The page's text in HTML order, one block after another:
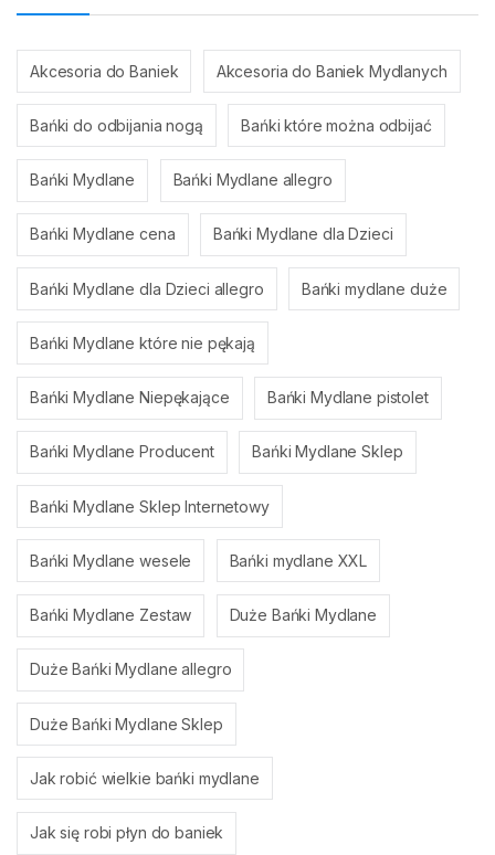
Akcesoria do Baniek Akcesoria do Baniek Mydlanych
Bańki do odbijania nogą Bańki które można odbijać
Bańki Mydlane Bańki Mydlane allegro
Bańki Mydlane cena Bańki Mydlane dla Dzieci
Bańki Mydlane dla Dzieci allegro Bańki mydlane duże
Bańki Mydlane które nie pękają
Bańki Mydlane Niepękające Bańki Mydlane pistolet
Bańki Mydlane Producent Bańki Mydlane Sklep
Bańki Mydlane Sklep Internetowy
Bańki Mydlane wesele Bańki mydlane XXL
Bańki Mydlane Zestaw Duże Bańki Mydlane
Duże Bańki Mydlane allegro
Duże Bańki Mydlane Sklep
Jak robić wielkie bańki mydlane
Jak się robi płyn do baniek